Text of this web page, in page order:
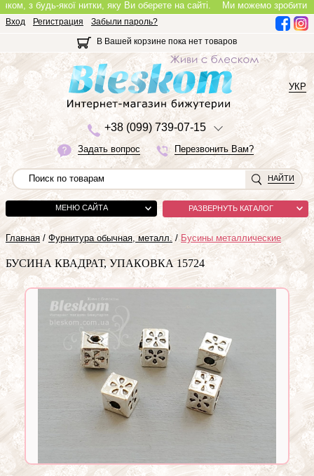
з будь-якої нитки, яку Ви оберете на сайті.Ми можемо зробити
Вход Регистрация
Забыли пароль?
В Вашей корзине пока нет товаров
+38 (099) 739-07-15
Задать вопрос Перезвонить Вам?
УКР
НАЙТИ
МЕНЮ САЙТА РАЗВЕРНУТЬ КАТАЛОГ
Главная / Фурнитура обычная, металл. / Бусины металлические
БУСИНА КВАДРАТ, УПАКОВКА 15724